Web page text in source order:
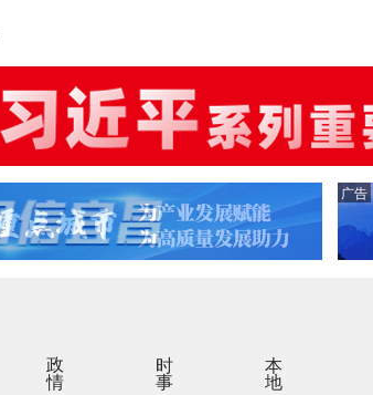
广告
政情 时事 本地